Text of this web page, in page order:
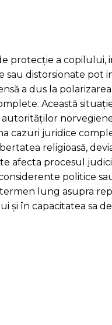
protecție a copilului,
sau distorsionate pot
a dus la
Această
cazuri juridice
religioasă,
afecta procesul
politice
lung asupra
în capacitatea sa